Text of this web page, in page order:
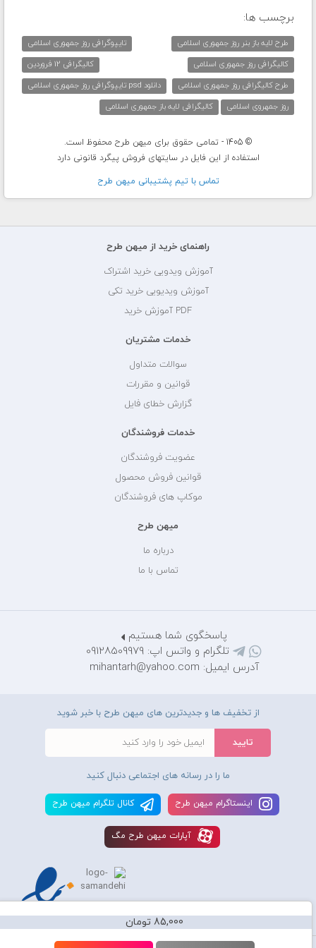
85,000 تومان
برچسب ها:
طرح لایه باز بنر روز جمهوری اسلامی
تایپوگرافی روز جمهوری اسلامی
کالیگرافی روز جمهوری اسلامی
کالیگرافی 12 فروردین
طرح کالیگرافی روز جمهوری اسلامی
دانلود psd تایپوگرافی روز جمهوری اسلامی
روز جمهروی اسلامی
کالیگرافی لایه باز جمهوری اسلامی
© 1405 - تمامی حقوق برای میهن طرح محفوظ است.
استفاده از این فایل در سایتهای فروش پیگرد قانونی دارد
تماس با تيم پشتيبانی ميهن طرح
راهنمای خرید از میهن طرح
آموزش ویدویی خرید اشتراک
آموزش ویدیویی خرید تکی
PDF آموزش خرید
خدمات مشتریان
سوالات متداول
قوانین و مقررات
گزارش خطای فایل
خدمات فروشندگان
عضویت فروشندگان
قوانین فروش محصول
موکاپ های فروشندگان
میهن طرح
درباره ما
تماس با ما
پاسخگوی شما هستیم
تلگرام و واتس اپ: 09128509979
آدرس ایمیل: mihantarh@yahoo.com
از تخفیف ها و جدیدترین های میهن طرح با خبر شوید
ما را در رسانه های اجتماعی دنبال کنید
اينستاگرام ميهن طرح کانال تلگرام ميهن طرح
آپارات ميهن طرح مگ